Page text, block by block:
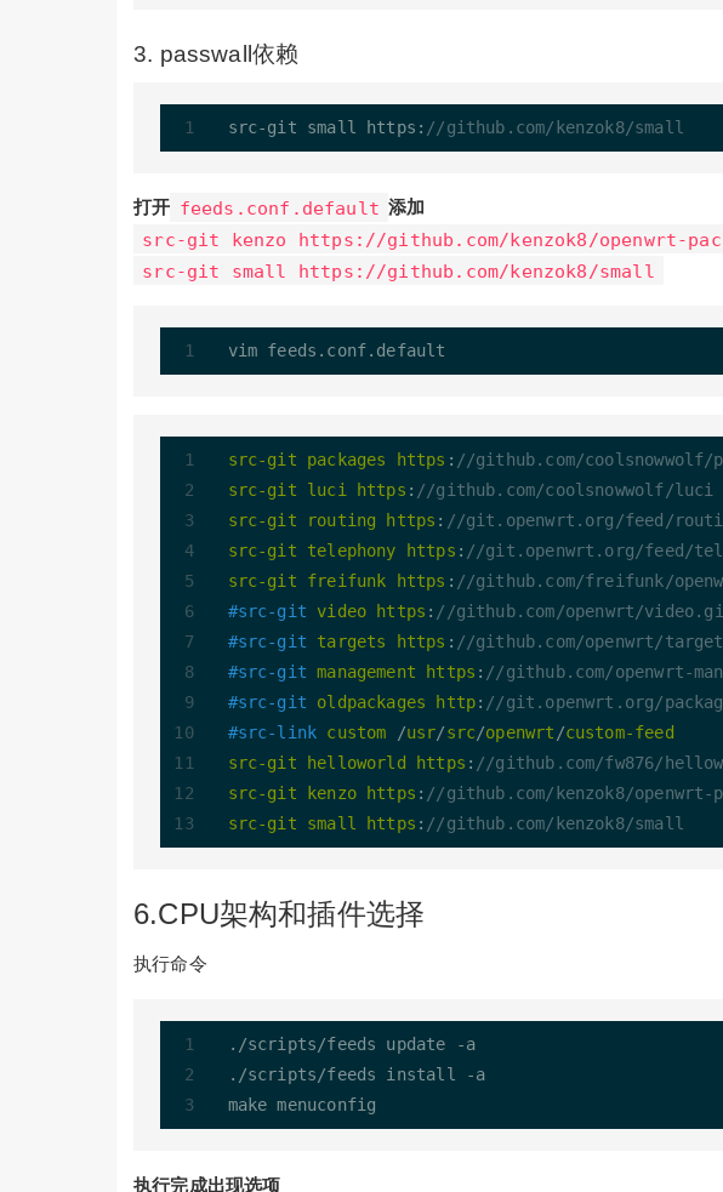
3. passwall依赖
src-git small https: //github.com/kenzok8/small
打开 feeds.conf.default 添加
src-git kenzo https://github.com/kenzok8/openwrt-
src-git small https://github.com/kenzok8/small
src-git packages https : //github.com/coolsnowwolf/
src-git
luci https : //github.com/coolsnowwolf/luci
src-git
routing https : //git.openwrt.org/feed/
src-git
telephony https : //git.openwrt.org/feed/
src-git
freifunk https : //github.com/freifunk/
#src-git
video https : //github.com/openwrt/
#src-git
targets https : //github.com/openwrt/
#src-git management https : //github.com/openwrt-
#src-git
oldpackages http: //git.openwrt.org/
#src-link custom /usr/src/openwrt /custom-feed
src-git
helloworld https : //github.com/fw876/
src-git
kenzo https : //github.com/kenzok8/openwrt-
src-git
small https : //github.com/kenzok8/small
6.CPU架构和插件选择
执行命令
./scripts/feeds update -a
./scripts/feeds install -a
执行完成出现选项